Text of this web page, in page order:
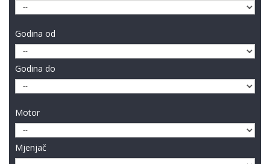
Godina od
Godina do
Motor
Mjenjač